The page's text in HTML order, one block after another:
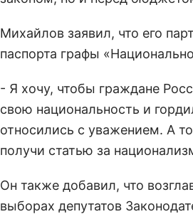
Михайлов заявил, что его
паспорта графы
- Я хочу, чтобы граждане
свою национальность и
относились с уважением. А
получи статью за
Он также добавил, что
выборах депутатов